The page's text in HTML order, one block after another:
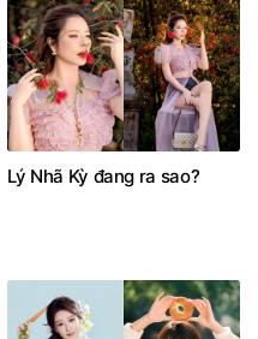
Lý Nhã Kỳ đang ra sao?